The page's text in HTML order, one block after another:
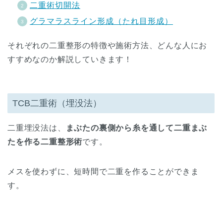
二重術切開法
グラマラスライン形成（たれ目形成）
それぞれの二重整形の特徴や施術方法、どんな人にお
すすめなのか解説していきます！
TCB二重術（埋没法）
二重埋没法は、
まぶたの裏側から糸を通して二重まぶ
たを作る二重整形術です。
メスを使わずに、短時間で二重を作ることができま
す。